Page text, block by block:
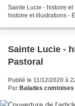
Sainte Lucie - histoire
histoire et illustrations -
Sainte Lucie -
Pastoral
Publié le 11/12/2020 à
Par Balades comtoises